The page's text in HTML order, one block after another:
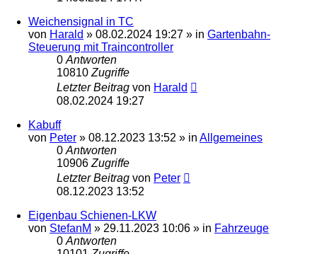
Weichensignal in TC
von Harald » 08.02.2024 19:27 » in Gartenbahn-
Steuerung mit Traincontroller
0 Antworten
10810 Zugriffe
Letzter Beitrag von Harald
08.02.2024 19:27
Kabuff
von Peter » 08.12.2023 13:52 » in Allgemeines
0 Antworten
10906 Zugriffe
Letzter Beitrag von Peter
08.12.2023 13:52
Eigenbau Schienen-LKW
von StefanM » 29.11.2023 10:06 » in Fahrzeuge
0 Antworten